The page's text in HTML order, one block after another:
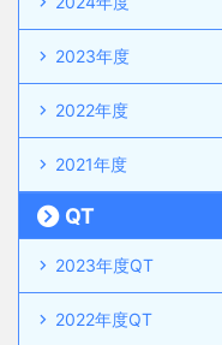
2023年度
2022年度
2021年度
QT
2023年度QT
2022年度QT